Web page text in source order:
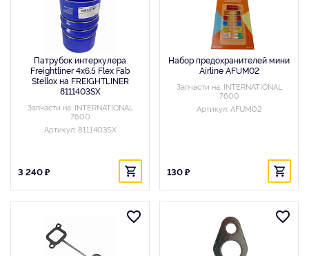
Патрубок интеркулера
Freightliner 4x6.5 Flex Fab
Stellox на FREIGHTLINER
8111403SX
Запчасти на: INTERNATIONAL
7600
Артикул: 8111403SX
3 240 ₽
Набор предохранителей мини
Airline AFUM02
Запчасти на: INTERNATIONAL
7600
Артикул: AFUM02
130 ₽